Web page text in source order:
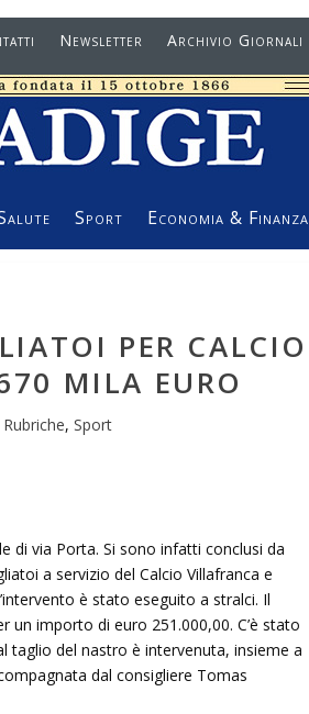
Newsletter Archivio Giornali
Sport Economia & Finanza
PER CALCIO
MILA EURO
Rubriche,Sport
di via Porta. Si sono infatti conclusi da
a servizio del Calcio Villafranca e
è stato eseguito a stralci. Il
importo di euro 251.000,00. C’è stato
taglio del nastro è intervenuta, insieme a
dal consigliere Tomas